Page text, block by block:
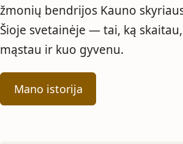
žmonių bendrijos Kauno
Šioje svetainėje — tai, ką
mąstau ir kuo gyvenu.
Mano istorija